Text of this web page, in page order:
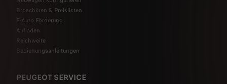
Broschüren & Preislisten
E-Auto Förderung
Aufladen
Reichweite
Bedienungsanleitungen
PEUGEOT SERVICE